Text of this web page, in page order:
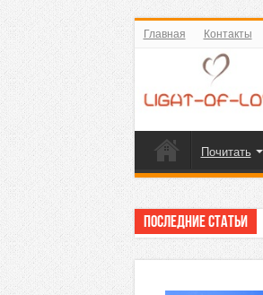
Главная Контакты
Почитать
Последние статьи